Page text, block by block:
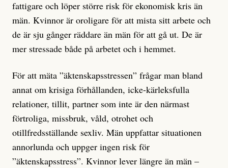
fattigare och löper större risk för ekonomisk kris än
män. Kvinnor är oroligare för att mista sitt arbete och
de är sju gånger räddare än män för att gå ut. De är
mer stressade både på arbetet och i hemmet.
För att mäta ”äktenskapsstressen” frågar man bland
annat om krisiga förhållanden, icke-kärleksfulla
relationer, tillit, partner som inte är den närmast
förtroliga, missbruk, våld, otrohet och
otillfredsställande sexliv. Män uppfattar situationen
annorlunda och uppger ingen risk för
”äktenskapsstress”. Kvinnor lever längre än män –